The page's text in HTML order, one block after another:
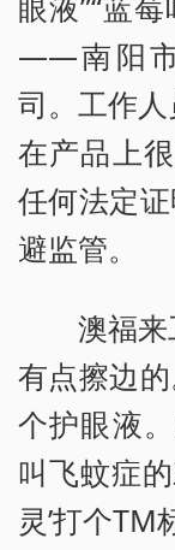
——南阳
司。工作人
在产品上
任何法定
避监管。
澳福来
有点擦边
个护眼液
叫飞蚊症
灵’打个TM